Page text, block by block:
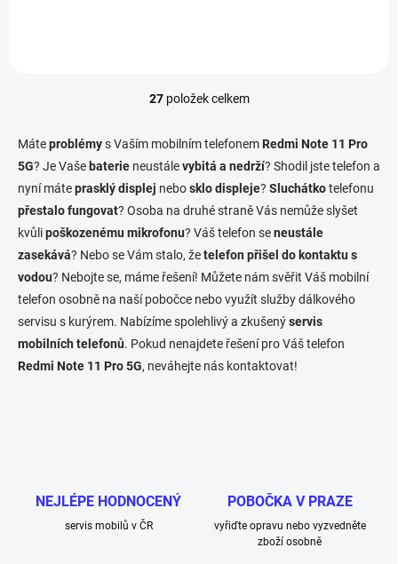
O
l
á
d
a
c
í
p
r
v
y
v
ý
p
i
27položek celkem
Máteproblémys Vaším mobilním telefonemRedmi Note 11 Pro
5G? Je Vaše baterie neustálevybitá a nedrží? Shodil jste telefon a
nyní máteprasklý displej nebosklo displeje? Sluchátkotelefonu
přestalo fungovat? Osoba na druhé straně Vás nemůže slyšet
kvůlipoškozenému mikrofonu? Váš telefon seneustále
zasekává? Nebo se Vám stalo, žetelefon přišel do kontaktu s
vodou? Nebojte se, máme řešení! Můžete nám svěřit Váš mobilní
telefon osobně na naší pobočce nebo využít služby dálkového
servisu s kurýrem. Nabízíme spolehlivý a zkušenýservis
mobilních telefonů. Pokud nenajdete řešení pro Váš telefon
Redmi Note 11 Pro 5G, neváhejte nás kontaktovat!
NEJLÉPE HODNOCENÝ
servis mobilů v ČR
POBOČKA V PRAZE
vyřiďte opravu nebo vyzvedněte
zboží osobně